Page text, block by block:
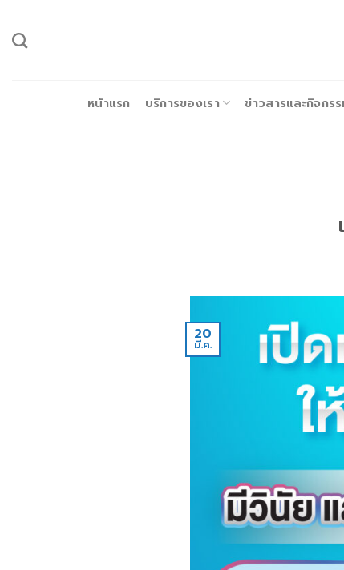
ยัง
หน้าแรก บริการของเรา ข่าวสารและกิจกร
20
มี.ค.